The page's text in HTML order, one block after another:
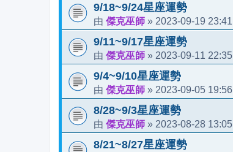
9/18~9/24星座運勢
由 傑克巫師 » 2023-09-19 23:41
9/11~9/17星座運勢
由 傑克巫師 » 2023-09-11 22:35
9/4~9/10星座運勢
由 傑克巫師 » 2023-09-05 19:56
8/28~9/3星座運勢
由 傑克巫師 » 2023-08-28 13:05
8/21~8/27星座運勢